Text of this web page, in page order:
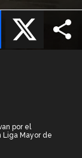
X
Facebook
por el
Liga Mayor de